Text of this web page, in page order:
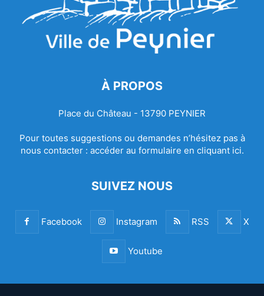
À PROPOS
Place du Château - 13790 PEYNIER
Pour toutes suggestions ou demandes n’hésitez pas à
nous contacter : accéder au formulaire en cliquant ici.
SUIVEZ NOUS
Facebook Instagram RSS X
Youtube